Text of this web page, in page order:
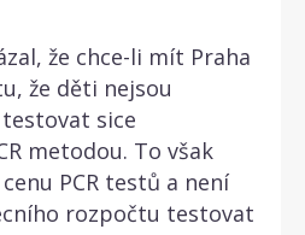
že chce-li mít Praha
že děti nejsou
sice
metodou. To však
PCR testů a není
rozpočtu testovat